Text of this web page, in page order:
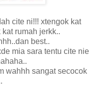
cite ni!!! xtengok kat
rumah jerkk..
best..
mia sara tentu cite nie
wahhh sangat secocok